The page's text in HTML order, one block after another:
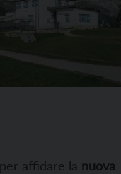
per affidare la nuova